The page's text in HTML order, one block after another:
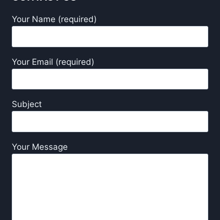
Your Name (required)
Your Email (required)
Subject
Your Message